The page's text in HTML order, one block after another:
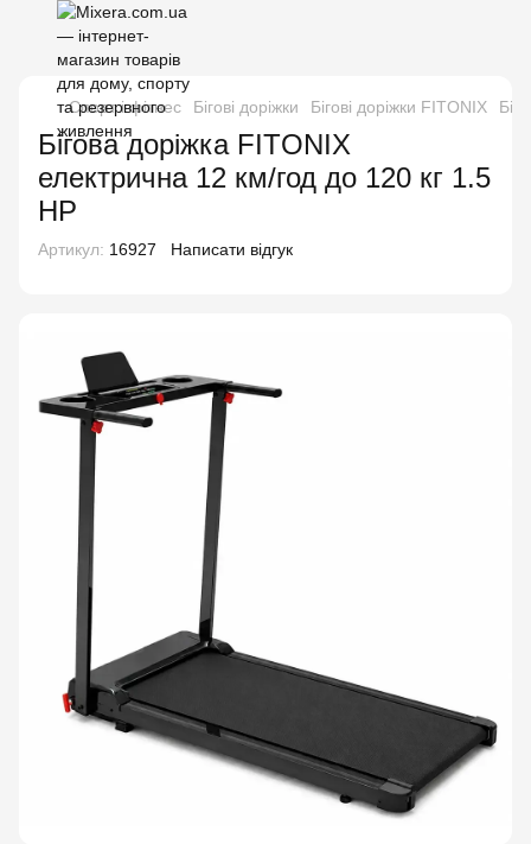
Спорт і фітнес Бігові доріжки Бігові доріжки FITONIX
Бігова доріжка FITONIX
електрична 12 км/год до 120 кг 1.5
HP
Артикул: 16927 Написати відгук